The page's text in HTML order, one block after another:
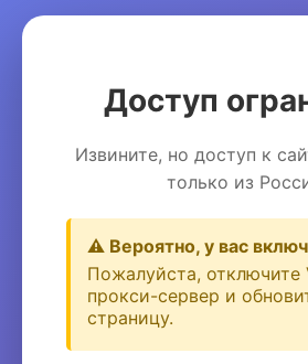
Доступ
Извините, но доступ к
только из
⚠️ Вероятно, у вас
Пожалуйста, отключите
прокси-сервер и
страницу.